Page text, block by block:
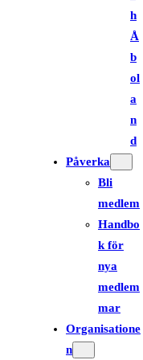
h
Å
b
ol
a
n
d
Påverka
Bli
medlem
Handbo
k för
nya
medlem
mar
Organisatione
n